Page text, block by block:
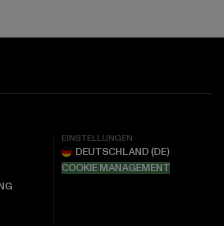
EINSTELLUNGEN
COOKIE MANAGEMENT